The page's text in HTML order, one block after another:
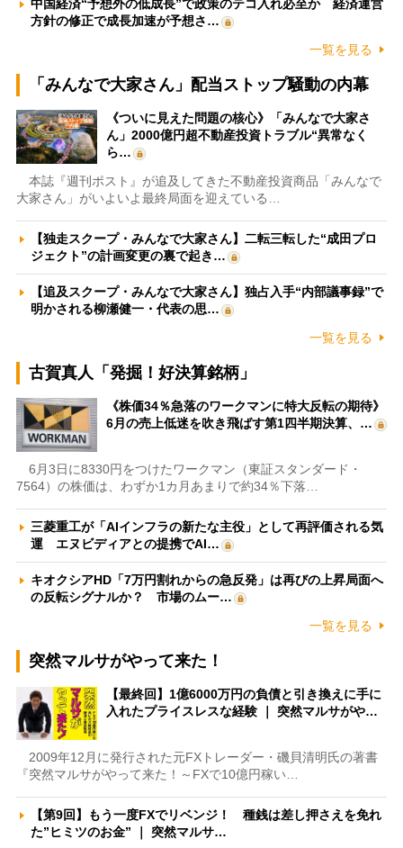
中国経済“予想外の低成長”で政策のテコ入れ必至か 経済運営
方針の修正で成長加速が予想さ…
一覧を見る
「みんなで大家さん」配当ストップ騒動の内幕
《ついに見えた問題の核心》「みんなで大家さ
ん」2000億円超不動産投資トラブル“異常なく
ら…
本誌『週刊ポスト』が追及してきた不動産投資商品「みんなで
大家さん」がいよいよ最終局面を迎えている…
【独走スクープ・みんなで大家さん】二転三転した“成田プロ
ジェクト”の計画変更の裏で起き…
【追及スクープ・みんなで大家さん】独占入手“内部議事録”で
明かされる柳瀬健一・代表の思…
一覧を見る
古賀真人「発掘！好決算銘柄」
《株価34％急落のワークマンに特大反転の期待》
6月の売上低迷を吹き飛ばす第1四半期決算、…
6月3日に8330円をつけたワークマン（東証スタンダード・
7564）の株価は、わずか1カ月あまりで約34％下落…
三菱重工が「AIインフラの新たな主役」として再評価される気
運 エヌビディアとの提携でAI…
キオクシアHD「7万円割れからの急反発」は再びの上昇局面へ
の反転シグナルか？ 市場のムー…
一覧を見る
突然マルサがやって来た！
【最終回】1億6000万円の負債と引き換えに手に
入れたプライスレスな経験 ｜ 突然マルサがや…
2009年12月に発行された元FXトレーダー・磯貝清明氏の著書
『突然マルサがやって来た！～FXで10億円稼い…
【第9回】もう一度FXでリベンジ！ 種銭は差し押さえを免れ
た”ヒミツのお金” ｜ 突然マルサ…